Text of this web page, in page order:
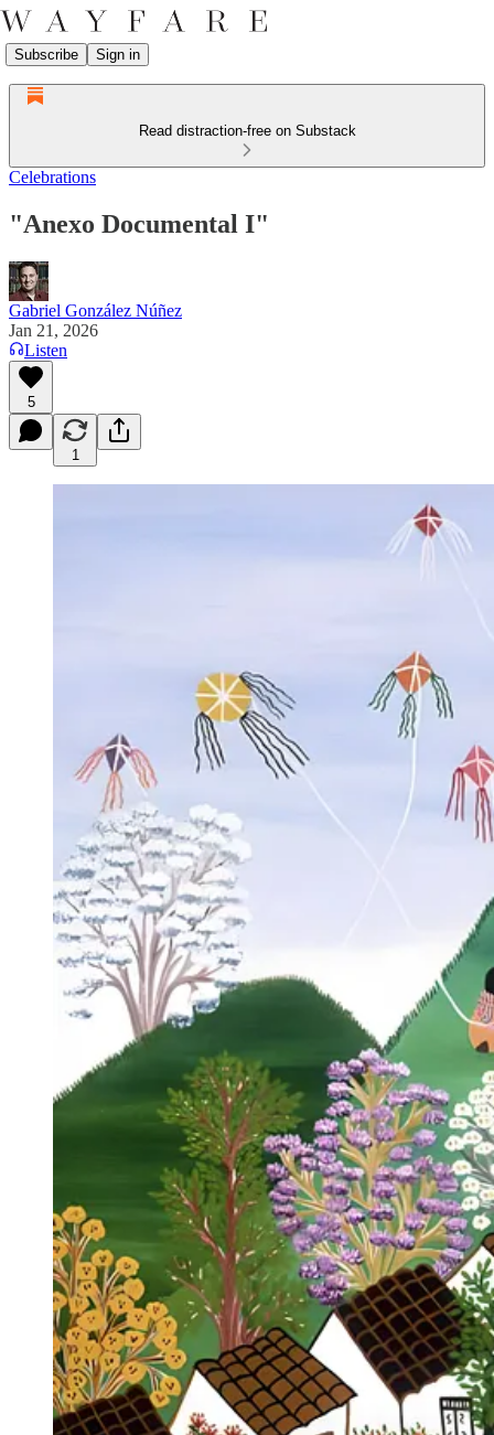
Subscribe Sign in
Read distraction-free on Substack
Celebrations
"Anexo Documental I"
Gabriel González Núñez
Jan 21, 2026
Listen
5
1